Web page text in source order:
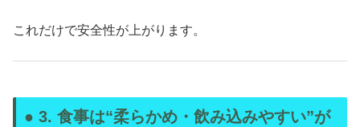
これだけで安全性が上がります。
● 3. 食事は“柔らかめ・飲み込みやすい”が